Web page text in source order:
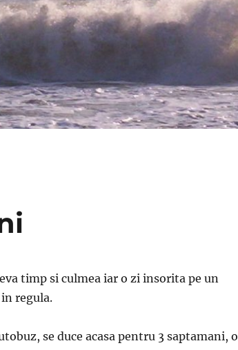
timp si culmea iar o zi insorita pe un
regula.
se duce acasa pentru 3 saptamani, o